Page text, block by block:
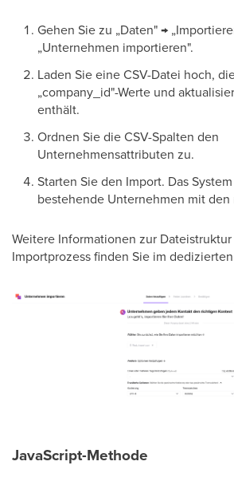
Gehen Sie zu „Daten" →
„Unternehmen importieren".
Laden Sie eine CSV-Datei hoch,
„company_id"-Werte und
enthält.
Ordnen Sie die CSV-Spalten den
Unternehmensattributen zu.
Starten Sie den Import. Das
bestehende Unternehmen mit den
Weitere Informationen zur
Importprozess finden Sie im dedizierten
JavaScript-Methode